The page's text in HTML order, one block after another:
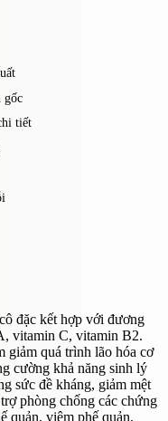
gốc
tiết
đặc kết hợp với đương
vitamin C, vitamin B2.
giảm quá trình lão hóa cơ
cường khả năng sinh lý
sức đề kháng, giảm mệt
phòng chống các chứng
quản, viêm phế quản,